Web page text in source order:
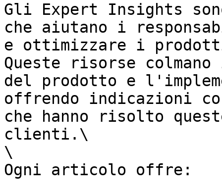
Gli Expert Insights
che aiutano i
e ottimizzare i
Queste risorse
del prodotto e
offrendo indicazioni
che hanno risolto
clienti.\
\
Ogni articolo offre: